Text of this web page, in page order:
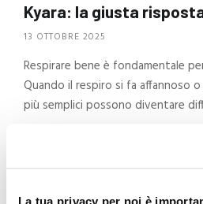
La tua privacy per noi è
Kyara: la giusta
13 OTTOBRE 2025
Respirare bene è fondamentale
Quando il respiro si fa affannoso
più semplici possono diventare